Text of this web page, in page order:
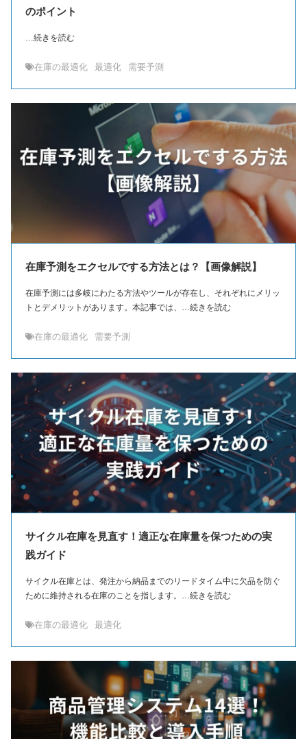
のポイント
…続きを読む
在庫の最適化 最適化 需要予測
在庫予測をエクセルでする方法とは？【画像解説】
在庫予測には多岐にわたる方法やツールが存在し、それぞれにメリッ
トとデメリットがあります。本記事では、…続きを読む
在庫の最適化 需要予測
サイクル在庫を見直す！適正な在庫量を保つための実
践ガイド
サイクル在庫とは、発注から納品までのリードタイム中に欠品を防ぐ
ために維持される在庫のことを指します。…続きを読む
在庫の最適化 最適化